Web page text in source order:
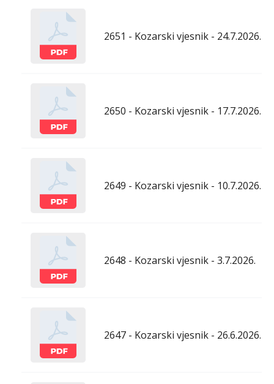
2651 - Kozarski vjesnik - 24.7.2026.
2650 - Kozarski vjesnik - 17.7.2026.
2649 - Kozarski vjesnik - 10.7.2026.
2648 - Kozarski vjesnik - 3.7.2026.
2647 - Kozarski vjesnik - 26.6.2026.